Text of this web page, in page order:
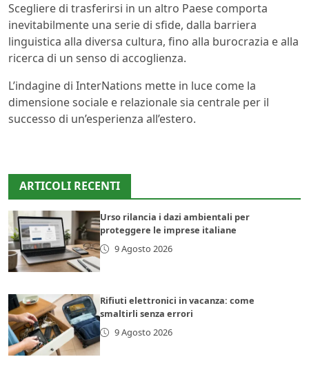
Scegliere di trasferirsi in un altro Paese comporta
inevitabilmente una serie di sfide, dalla barriera
linguistica alla diversa cultura, fino alla burocrazia e alla
ricerca di un senso di accoglienza.
L’indagine di InterNations mette in luce come la
dimensione sociale e relazionale sia centrale per il
successo di un’esperienza all’estero.
ARTICOLI RECENTI
Urso rilancia i dazi ambientali per
proteggere le imprese italiane
9 Agosto 2026
Rifiuti elettronici in vacanza: come
smaltirli senza errori
9 Agosto 2026